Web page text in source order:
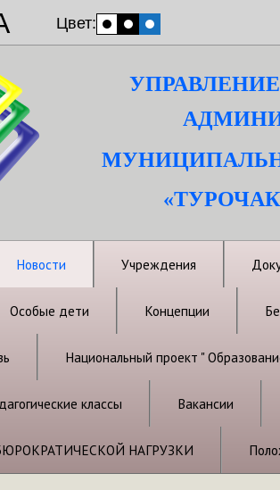
Цвет:
Новости Учреждения
Особые дети Концепции
Национальный проект "
классы Вакансии
НАГРУЗКИ